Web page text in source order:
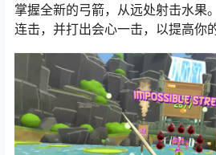
掌握全新的弓箭，从远处射击水果
连击，并打出会心一击，以提高你